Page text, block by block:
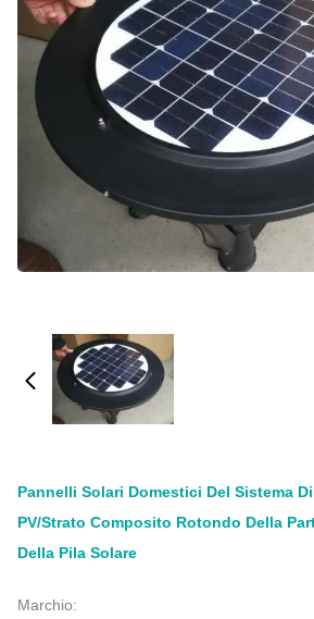
Pannelli Solari Domestici Del Sistema
PV/strato Composito Rotondo Della
Della Pila Solare
Marchio: